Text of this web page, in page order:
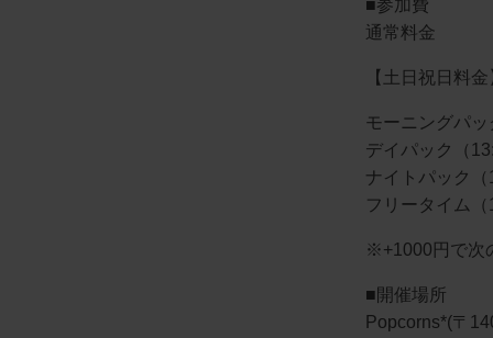
■参加費
通常料金
【土日祝日料金
モーニングパ
デイパック（
ナイトパック
フリータイム
※+1000円で次
■開催場所
Popcorns*(〒